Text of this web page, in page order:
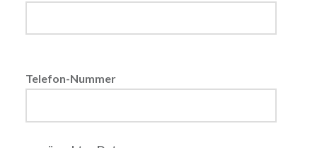
Telefon-Nummer